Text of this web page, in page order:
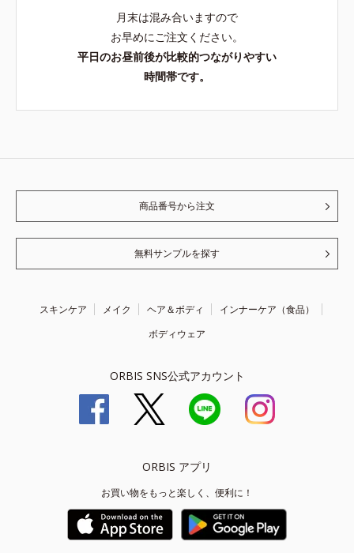
月末は混み合いますので
お早めにご注文ください。
平日のお昼前後が比較的つながりやすい
時間帯です。
商品番号から注文
無料サンプルを探す
スキンケア メイク ヘア＆ボディ
インナーケア（食品）
ボディウェア
ORBIS SNS公式アカウント
ORBIS アプリ
お買い物をもっと楽しく、便利に！